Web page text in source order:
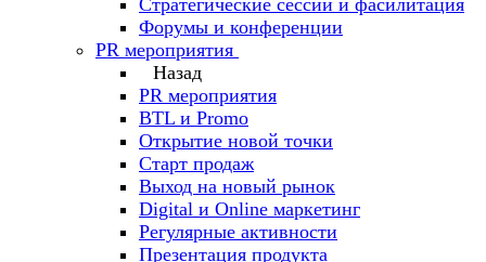
Стратегические сессии и фасилитация
Форумы и конференции
PR мероприятия
Назад
PR мероприятия
BTL и Promo
Открытие новой точки
Старт продаж
Выход на новый рынок
Digital и Online маркетинг
Регулярные активности
Презентация продукта